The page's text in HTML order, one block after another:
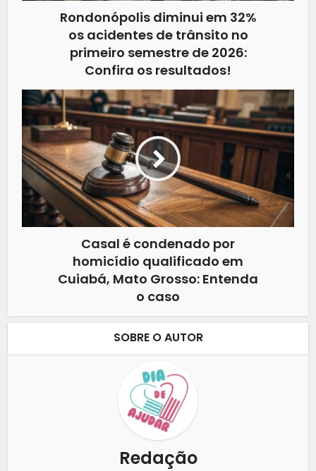
Rondonópolis diminui em 32%
os acidentes de trânsito no
primeiro semestre de 2026:
Confira os resultados!
Casal é condenado por
homicídio qualificado em
Cuiabá, Mato Grosso: Entenda
o caso
SOBRE O AUTOR
Redação